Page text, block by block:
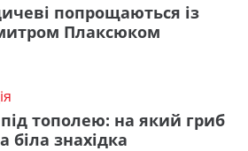
попрощаються із
Плаксюком
тополею: на який гриб
біла знахідка